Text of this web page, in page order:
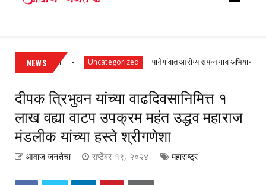
NEWS
श्रेणी Uncategorized पानेगांवात आरोग्य संपन्न गाव अभियान बैठक संपन्न
दीपक त्रिभुवन यांच्या वाढदिवसानिमित्त १
लाख वह्या वाटप उपक्रम महंत उद्धव महाराज
मंडलीक यांच्या हस्ते श्रीगणेशा
आवाज जनतेचा सप्टेंबर १९, २०२४ महाराष्ट्र